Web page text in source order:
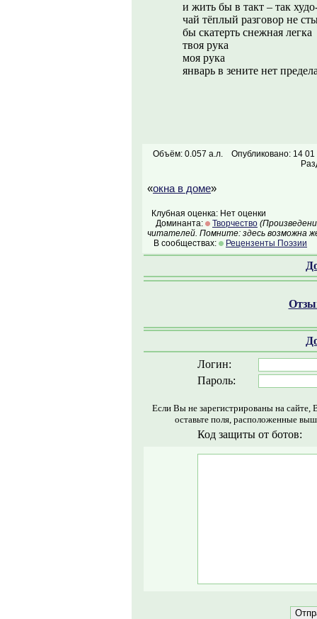
и жить бы в такт – так
чай тёплый разговор не
бы скатерть снежная легка
твоя рука
моя рука
январь в зените нет
Объём: 0.057 а.л.
Опубликовано: 14 01
«окна в доме»
Клубная оценка: Нет оценки
Доминанта:
Творчество
читателей. Помните: здесь возможна
В сообществах:
Рецензенты Поэзии
Логин:
Пароль:
Если Вы не зарегистрированы на
оставьте поля, расположенные
Код защиты от ботов: